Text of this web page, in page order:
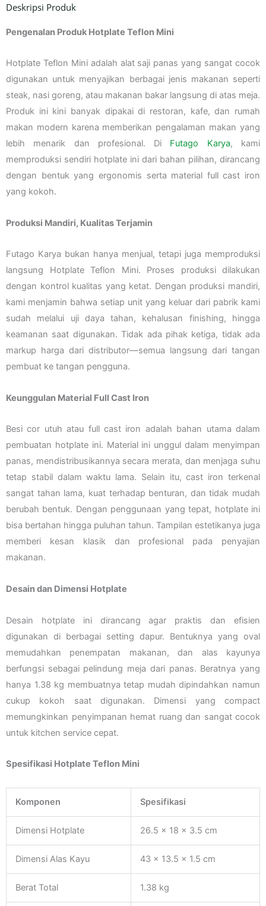
Deskripsi Produk
Pengenalan Produk Hotplate Teflon Mini
Hotplate Teflon Mini adalah alat saji panas yang sangat cocok
digunakan untuk menyajikan berbagai jenis makanan seperti
steak, nasi goreng, atau makanan bakar langsung di atas meja.
Produk ini kini banyak dipakai di restoran, kafe, dan rumah
makan modern karena memberikan pengalaman makan yang
lebih menarik dan profesional. Di Futago Karya, kami
memproduksi sendiri hotplate ini dari bahan pilihan, dirancang
dengan bentuk yang ergonomis serta material full cast iron
yang kokoh.
Produksi Mandiri, Kualitas Terjamin
Futago Karya bukan hanya menjual, tetapi juga memproduksi
langsung Hotplate Teflon Mini. Proses produksi dilakukan
dengan kontrol kualitas yang ketat. Dengan produksi mandiri,
kami menjamin bahwa setiap unit yang keluar dari pabrik kami
sudah melalui uji daya tahan, kehalusan finishing, hingga
keamanan saat digunakan. Tidak ada pihak ketiga, tidak ada
markup harga dari distributor—semua langsung dari tangan
pembuat ke tangan pengguna.
Keunggulan Material Full Cast Iron
Besi cor utuh atau full cast iron adalah bahan utama dalam
pembuatan hotplate ini. Material ini unggul dalam menyimpan
panas, mendistribusikannya secara merata, dan menjaga suhu
tetap stabil dalam waktu lama. Selain itu, cast iron terkenal
sangat tahan lama, kuat terhadap benturan, dan tidak mudah
berubah bentuk. Dengan penggunaan yang tepat, hotplate ini
bisa bertahan hingga puluhan tahun. Tampilan estetikanya juga
memberi kesan klasik dan profesional pada penyajian
makanan.
Desain dan Dimensi Hotplate
Desain hotplate ini dirancang agar praktis dan efisien
digunakan di berbagai setting dapur. Bentuknya yang oval
memudahkan penempatan makanan, dan alas kayunya
berfungsi sebagai pelindung meja dari panas. Beratnya yang
hanya 1.38 kg membuatnya tetap mudah dipindahkan namun
cukup kokoh saat digunakan. Dimensi yang compact
memungkinkan penyimpanan hemat ruang dan sangat cocok
untuk kitchen service cepat.
Spesifikasi Hotplate Teflon Mini
Komponen Spesifikasi
Dimensi Hotplate 26.5 x 18 x 3.5 cm
Dimensi Alas Kayu 43 x 13.5 x 1.5 cm
Berat Total 1.38 kg